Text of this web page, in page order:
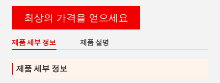
최상의 가격을 얻으세요
제품 세부 정보 제품 설명
제품 세부 정보